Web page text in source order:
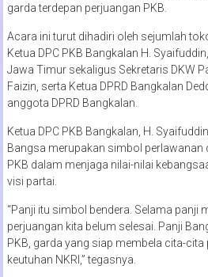
garda terdepan perjuangan PKB.
Acara ini turut dihadiri oleh sejumlah
Ketua DPC PKB Bangkalan H.
Jawa Timur sekaligus Sekretaris DKW
Faizin, serta Ketua DPRD Bangkalan
anggota DPRD Bangkalan.
Ketua DPC PKB Bangkalan, H.
Bangsa merupakan simbol perlawanan
PKB dalam menjaga nilai-nilai
visi partai.
“Panji itu simbol bendera. Selama panji
perjuangan kita belum selesai. Panji
PKB, garda yang siap membela cita-
keutuhan NKRI,” tegasnya.